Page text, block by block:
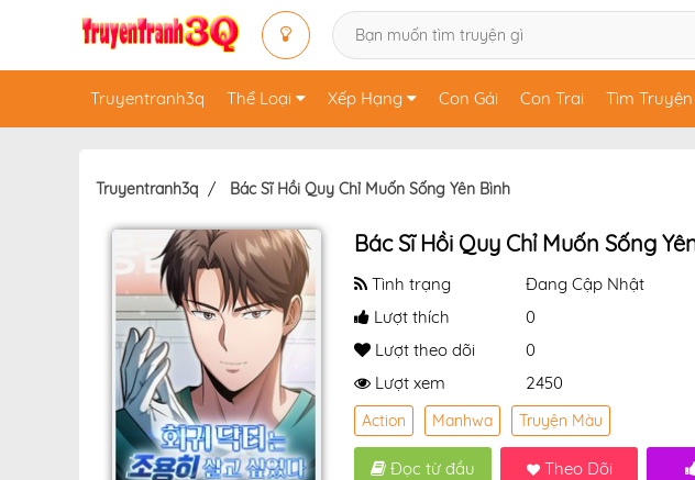
Truyentranh3q Thể Loại Xếp Hạng Con Gái Con Trai Tìm Truyện
Truyentranh3q Bác Sĩ Hồi Quy Chỉ Muốn Sống Yên Bình
Bác Sĩ Hồi Quy Chỉ Muốn Sống
Tình trạng
Đang Cập Nhật
Lượt thích
0
Lượt theo dõi
0
Lượt xem
2450
Action Manhwa Truyện Màu
Đọc từ đầu Theo Dõi